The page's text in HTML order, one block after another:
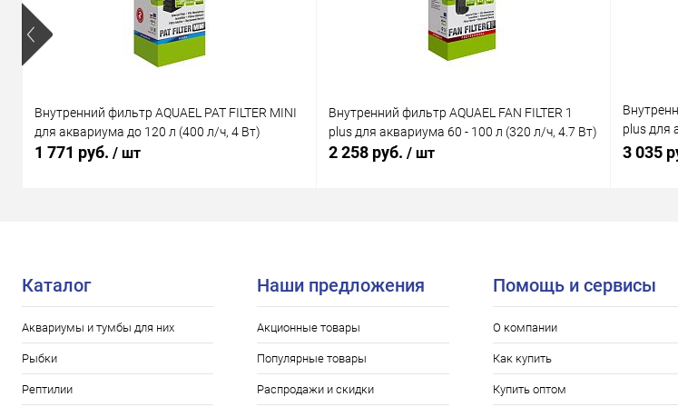
Внутренний фильтр AQUAEL PAT FILTER MINI
для аквариума до 120 л (400 л/ч, 4 Вт)
1 771 руб. / шт
Внутренний фильтр AQUAEL FAN FILTER 1
plus для аквариума 60 - 100 л (320 л/ч, 4.7 Вт)
2 258 руб. / шт
plus для
Вт)
3 035
Каталог
Аквариумы и тумбы для них
Рыбки
Рептилии
Наши предложения
Акционные товары
Популярные товары
Распродажи и скидки
Помощь и сервисы
О компании
Как купить
Купить оптом